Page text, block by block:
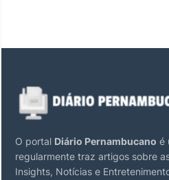
O portal Diário Pernambucano é
regularmente traz artigos sobre
Insights, Notícias e